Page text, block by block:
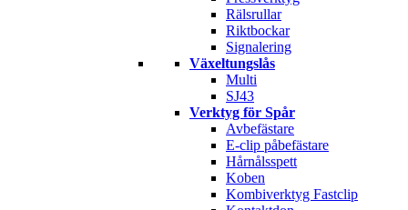
Rälsrullar
Riktbockar
Signalering
Växeltungslås
Multi
SJ43
Verktyg för Spår
Avbefästare
E-clip påbefästare
Hårnålsspett
Koben
Kombiverktyg Fastclip